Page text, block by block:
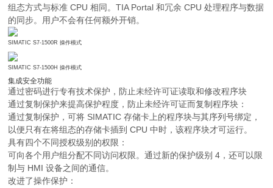
组态方式与标准 CPU 相同。TIA Portal 和冗余 CPU 处理程序与数据
的同步。用户不会有任何额外开销。
SIMATIC S7-1500R 操作模式
SIMATIC S7-1500H 操作模式
集成安全功能
通过密码进行专有技术保护，防止未经许可证读取和修改程序块
通过复制保护来提高保护程度，防止未经许可证而复制程序块：
通过复制保护，可将 SIMATIC 存储卡上的程序块与其序列号绑定，
以便只有在将组态的存储卡插到 CPU 中时，该程序块才可运行。
具有四个不同授权级别的权限：
可向各个用户组分配不同访问权限。通过新的保护级别 4，还可以限
制与 HMI 设备之间的通信。
改进了操作保护：